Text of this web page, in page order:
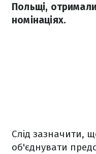
Польщі,
номінаціях.
Слід зазначити,
об'єднувати